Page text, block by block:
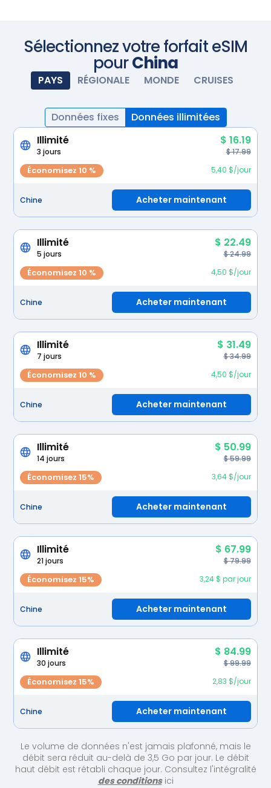
Scannez avec votre appareil photo
Sélectionnez votre forfait eSIM
pourChina
PAYS RÉGIONALE MONDE CRUISES
Données fixes
Données illimitées
Illimité
$ 16.19
3 jours $ 17.99
Économisez 10 % 5,40 $/jour
Chine Acheter maintenant
Illimité $ 22.49
5 jours $ 24.99
Économisez 10 % 4,50 $/jour
Chine Acheter maintenant
Illimité $ 31.49
7 jours $ 34.99
Économisez 10 % 4,50 $/jour
Chine Acheter maintenant
Illimité $ 50.99
14 jours $ 59.99
Économisez 15% 3,64 $/jour
Chine Acheter maintenant
Illimité $ 67.99
21 jours $ 79.99
Économisez 15% 3,24 $ par jour
Chine Acheter maintenant
Illimité $ 84.99
30 jours $ 99.99
Économisez 15% 2,83 $/jour
Chine Acheter maintenant
Le volume de données n'est jamais plafonné, mais le
débit sera réduit au-delà de 3,5 Go par jour. Le débit
haut débit est rétabli chaque jour. Consultez l'intégralité
des conditionsici